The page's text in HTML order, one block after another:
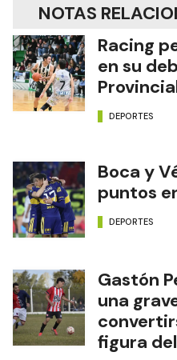
NOTAS
Racing
en su
DEPORTES
Boca y
puntos
DEPORTES
Gastón
una
figura